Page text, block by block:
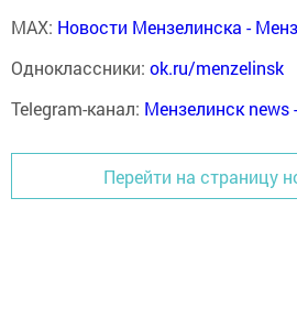
MAX: Новости Мензелинска -
Одноклассники: ok.ru/menzelinsk
Telegram-канал: Мензелинск
Перейти на страницу